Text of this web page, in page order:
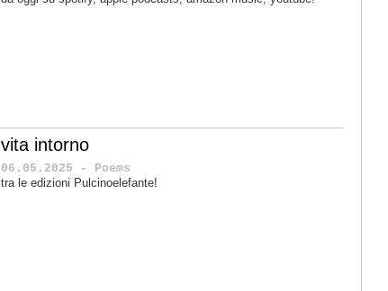
vita intorno
06.05.2025 - Poems
tra le edizioni Pulcinoelefante!